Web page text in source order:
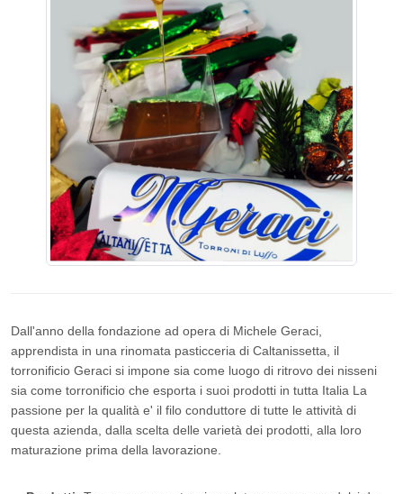
Dall'anno della fondazione ad opera di Michele Geraci,
apprendista in una rinomata pasticceria di Caltanissetta, il
torronificio Geraci si impone sia come luogo di ritrovo dei nisseni
sia come torronificio che esporta i suoi prodotti in tutta Italia La
passione per la qualità e' il filo conduttore di tutte le attività di
questa azienda, dalla scelta delle varietà dei prodotti, alla loro
maturazione prima della lavorazione.